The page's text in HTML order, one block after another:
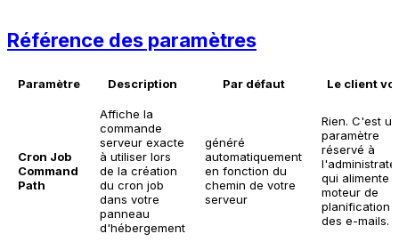
Référence des paramètres
Paramètre Description Par défaut Le client
Cron Job
Command
Path
Affiche la
commande
serveur exacte
à utiliser lors
de la création
du cron job
dans votre
panneau
d'hébergement
généré
automatiquement
en fonction du
chemin de votre
serveur
Rien. C'est un
paramètre
réservé à
qui alimente
moteur de
planification
des e-mails.